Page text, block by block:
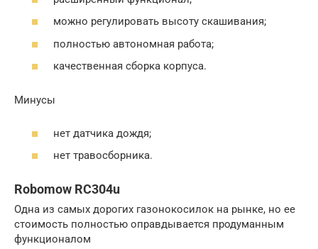
можно регулировать высоту скашивания;
полностью автономная работа;
качественная сборка корпуса.
Минусы
нет датчика дождя;
нет травосборника.
Robomow RC304u
Одна из самых дорогих газонокосилок на рынке, но ее
стоимость полностью оправдывается продуманным
функционалом